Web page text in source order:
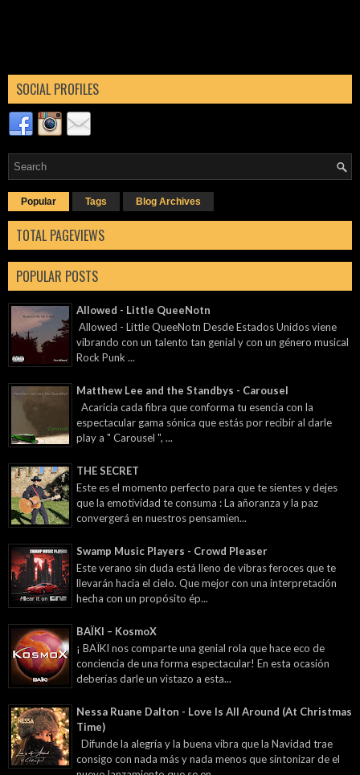
SOCIAL PROFILES
Popular Tags Blog Archives
TOTAL PAGEVIEWS
POPULAR POSTS
Allowed - Little QueeNotn
Allowed - Little QueeNotn Desde Estados Unidos viene
vibrando con un talento tan genial y con un género musical
Rock Punk ...
Matthew Lee and the Standbys - Carousel
Acaricia cada fibra que conforma tu esencia con la
espectacular gama sónica que estás por recibir al darle
play a " Carousel ", ...
THE SECRET
Este es el momento perfecto para que te sientes y dejes
que la emotividad te consuma : La añoranza y la paz
convergerá en nuestros pensamien...
Swamp Music Players - Crowd Pleaser
Este verano sin duda está lleno de vibras feroces que te
llevarán hacia el cielo. Que mejor con una interpretación
hecha con un propósito ép...
BAÏKI – KosmoX
¡ BAÏKI nos comparte una genial rola que hace eco de
conciencia de una forma espectacular! En esta ocasión
deberías darle un vistazo a esta...
Nessa Ruane Dalton - Love Is All Around (At Christmas
Time)
Difunde la alegría y la buena vibra que la Navidad trae
consigo con nada más y nada menos que sintonizar de el